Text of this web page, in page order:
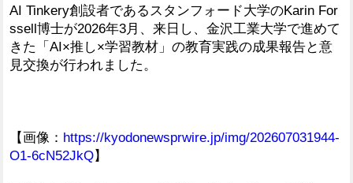
AI Tinkery創設者であるスタンフォード大学のKarin For
ssell博士が2026年3月、来日し、金沢工業大学で進めて
きた「AI×推し×学習教材」の教育実践の成果報告と意
見交換が行われました。
【画像： https://kyodonewsprwire.jp/img/202607031944-
O1-6cN52JkQ】